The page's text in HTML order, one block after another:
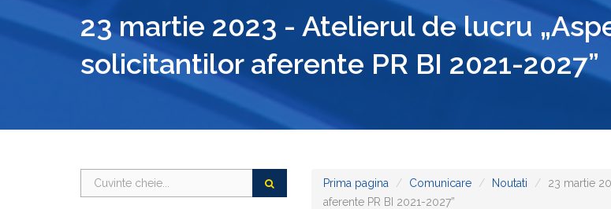
23 martie 2023 - Atelierul de lucru
solicitantilor aferente PR BI 2021-2027”
Prima pagina Comunicare Noutati
23 martie
aferente PR BI 2021-2027”